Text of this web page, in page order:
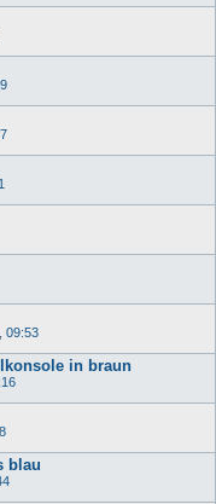
09:53
in braun
blau